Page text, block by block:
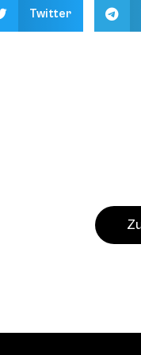
Twitter